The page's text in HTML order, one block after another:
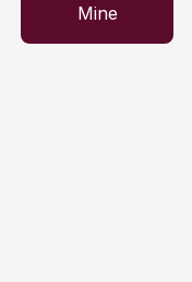
Mine